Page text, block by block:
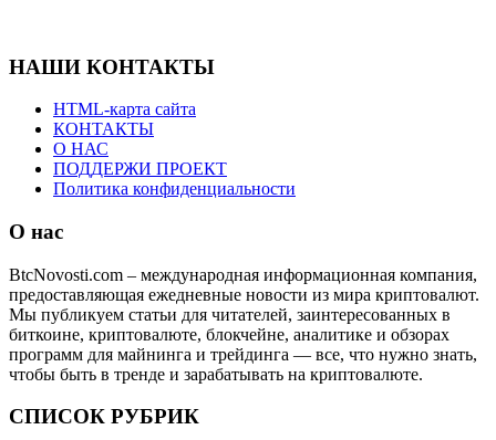
НАШИ КОНТАКТЫ
HTML-карта сайта
КОНТАКТЫ
О НАС
ПОДДЕРЖИ ПРОЕКТ
Политика конфиденциальности
О нас
BtcNovosti.com – международная информационная компания,
предоставляющая ежедневные новости из мира криптовалют.
Мы публикуем статьи для читателей, заинтересованных в
биткоине, криптовалюте, блокчейне, аналитике и обзорах
программ для майнинга и трейдинга — все, что нужно знать,
чтобы быть в тренде и зарабатывать на криптовалюте.
СПИСОК РУБРИК